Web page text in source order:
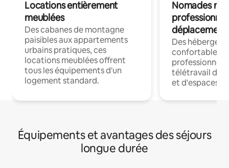
Locations entièrement
meublées
Des cabanes de montagne
paisibles aux appartements
urbains pratiques, ces
locations meublées offrent
tous les équipements d'un
logement standard.
Nomades
déplacement
Des
confortables
professionnels
télétravail
et d'espaces
Équipements et avantages des séjours
longue durée